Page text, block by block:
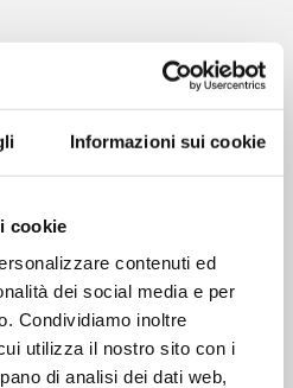
Informazioni sui cookie
cookie
contenuti ed
dei social media e per
Condividiamo inoltre
utilizza il nostro sito con i
di analisi dei dati web,